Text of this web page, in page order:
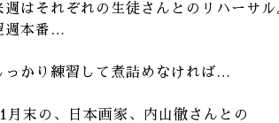
週はそれぞれの生徒さんとのリハーサル
週本番…
っかり練習して煮詰めなければ…
月末の、日本画家、内山徹さんとの